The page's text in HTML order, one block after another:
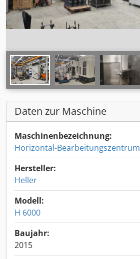
Daten zur Maschine
Maschinenbezeichnung:
Horizontal-Bearbeitungszentrum
Hersteller:
Heller
Modell:
H 6000
Baujahr:
2015